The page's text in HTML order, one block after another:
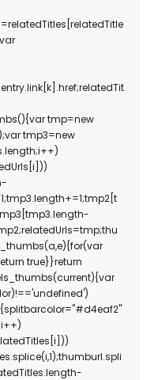
tmp=new
tmp3=new
true}}return